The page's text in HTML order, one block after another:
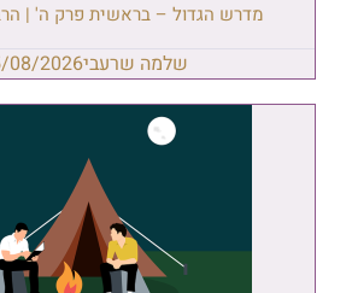
מדרש הגדול – בראשית פרק ה' |
שלמה שרעבי08/2026